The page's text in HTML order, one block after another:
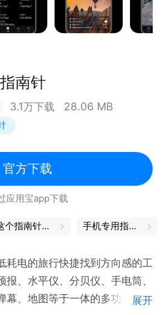
以在您夜间寻找方向时为您照亮
自驾越野、户外摄影、冒险露营
体到楼、县、街道；
气压，海拔；
强度；
分享功能。
其境寻找方向，打开AR指南
南针
3.1万下载 28.06 MB
官方下载
应用宝app下载
这个指南针可以找着北 手机专用指南针
耗电的旅行快捷找到方向感的工
、水平仪、分贝仪、手电筒、
幕、地图等于一体的多功能指南
展开